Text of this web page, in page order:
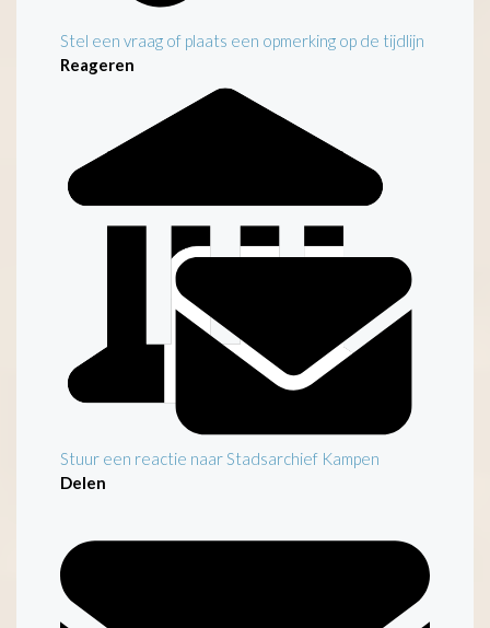
Inleiding
Stel een vraag of plaats een opmerking op de tijdlijn
Reageren
Stuur een reactie naar Stadsarchief Kampen
Delen